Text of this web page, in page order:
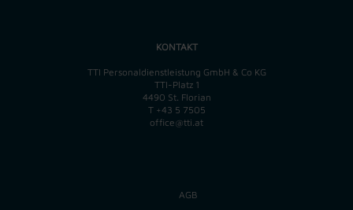
KONTAKT
TTI Personaldienstleistung GmbH & Co KG
TTI-Platz 1
4490 St. Florian
T +43 5 7505
office@tti.at
AGB